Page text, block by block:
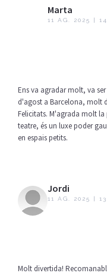
Marta
11 AG. 2025 |
Ens va agradar molt, va
d'agost a Barcelona, molt
Felicitats. M'agrada molt la
teatre, és un luxe poder
en espais petits.
Jordi
11 AG. 2025 |
Molt divertida!